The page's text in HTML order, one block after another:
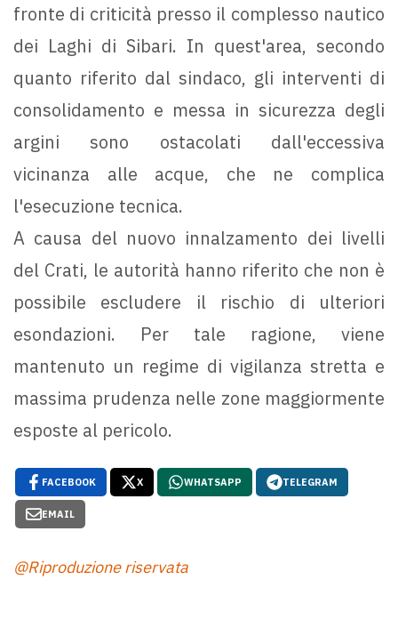
fronte di criticità presso il complesso nautico
dei Laghi di Sibari. In quest'area, secondo
quanto riferito dal sindaco, gli interventi di
consolidamento e messa in sicurezza degli
argini sono ostacolati dall'eccessiva
vicinanza alle acque, che ne complica
l'esecuzione tecnica.
A causa del nuovo innalzamento dei livelli
del Crati, le autorità hanno riferito che non è
possibile escludere il rischio di ulteriori
esondazioni. Per tale ragione, viene
mantenuto un regime di vigilanza stretta e
massima prudenza nelle zone maggiormente
esposte al pericolo.
FACEBOOK X WHATSAPP TELEGRAM
EMAIL
@Riproduzione riservata